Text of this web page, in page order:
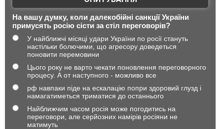
На вашу думку, коли далекобійні санкції України
примусять росію сісти за стіл переговорів?
У найближчі місяці удари України по росії стануть
настільки болючими, що агресору доведеться
поновити перемовини
Цього року не варто чекати поновлення переговорного
процесу. А от наступного - можливо все
рф навпаки піде на ескалацію попри здоровий глузд і
намагатиметься триматися до останнього
Найближчим часом росія може погодитись на
переговори, але серйозних намірів росіяни не
матимуть